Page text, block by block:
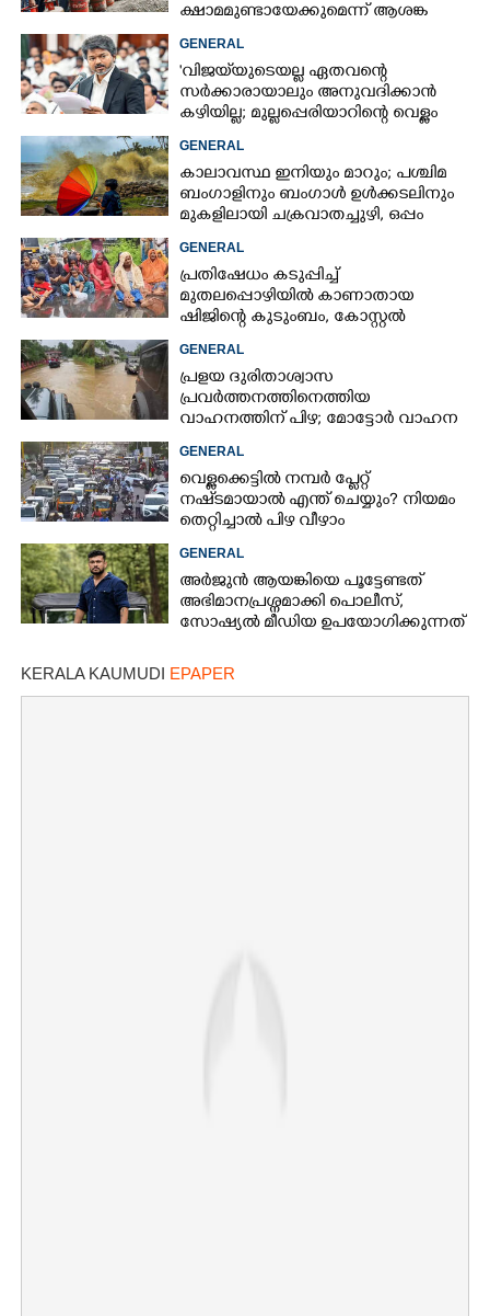
ക്ഷാമമുണ്ടായേക്കുമെന്ന് ആശങ്ക
GENERAL
'വിജയ്‌യുടെയല്ല ഏതവന്റെ
സർക്കാരായാലും അനുവദിക്കാൻ
കഴിയില്ല; മുല്ലപ്പെരിയാറിന്റെ വെള്ളം
GENERAL
കാലാവസ്ഥ ഇനിയും മാറും; പശ്ചിമ
ബംഗാളിനും ബംഗാൾ ഉൾക്കടലിനും
മുകളിലായി ചക്രവാതച്ചുഴി, ഒപ്പം
GENERAL
പ്രതിഷേധം കടുപ്പിച്ച്
മുതലപ്പൊഴിയിൽ കാണാതായ
ഷിജിന്റെ കുടുംബം, കോസ്റ്റൽ
കുത്തിയിരിക്കുന്നു
GENERAL
പ്രളയ ദുരിതാശ്വാസ
പ്രവർത്തനത്തിനെത്തിയ
വാഹനത്തിന് പിഴ; മോട്ടോർ വാഹന
GENERAL
വെള്ളക്കെട്ടിൽ നമ്പർ പ്ലേറ്റ്
നഷ്‌ടമായാൽ എന്ത് ചെയ്യും? നിയമം
തെറ്റിച്ചാൽ പിഴ വീഴാം
GENERAL
അർജുൻ ആയങ്കിയെ പൂട്ടേണ്ടത്
അഭിമാനപ്രശ്നമാക്കി പൊലീസ്,
സാേഷ്യൽ മീഡിയ ഉപയോഗിക്കുന്നത്
KERALA KAUMUDI EPAPER